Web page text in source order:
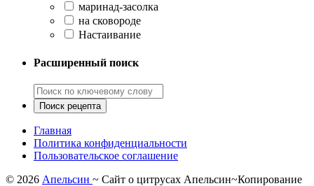
маринад-засолка
на сковороде
Настаивание
Расширенный поиск
Главная
Политика конфиденциальности
Пользовательское соглашение
© 2026 Апельсин ~ Сайт о цитрусах Апельсин~Копирование